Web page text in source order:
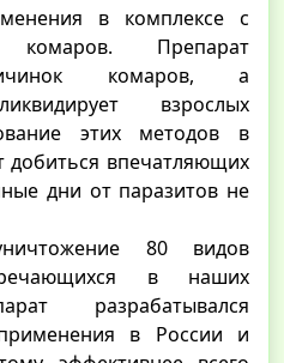
в комплексе с
комаров. Препарат
комаров, а
взрослых
этих методов в
добиться впечатляющих
дни от паразитов не
80 видов
в наших
разрабатывался
в России и